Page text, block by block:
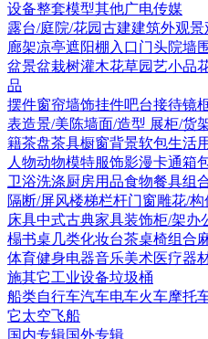
设备整套模型其他广电传媒
露台/庭院/花园古建建筑外观景
廊架凉亭遮阳棚 入口门头院墙
盆景盆栽树灌木花草园艺小品
品
摆件窗帘墙饰挂件吧台接待镜
表造景/美陈墙面/造型 展柜/货
籍茶盘茶具橱窗背景软包生活
人物动物模特服饰影漫卡通箱
卫浴洗涤厨房用品食物餐具组
隔断/屏风楼梯栏杆门窗雕花/构
床具中式古典家具装饰柜/架办
榻书桌 几类化妆台茶桌椅组合
体育健身电器音乐美术医疗器
施其它工业设备垃圾桶
船类自行车汽车电车火车摩托
它太空飞船
国内专辑国外专辑